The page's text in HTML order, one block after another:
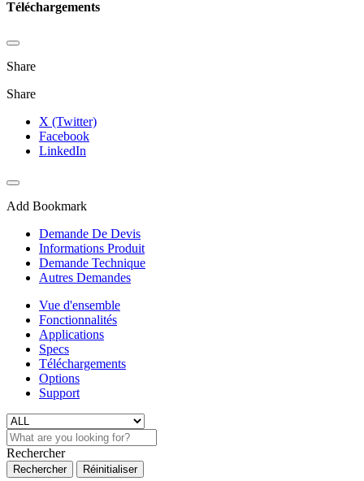
Téléchargements
Share
Share
X (Twitter)
Facebook
LinkedIn
Add Bookmark
Demande De Devis
Informations Produit
Demande Technique
Autres Demandes
Vue d'ensemble
Fonctionnalités
Applications
Specs
Téléchargements
Options
Support
Rechercher
Rechercher Réinitialiser